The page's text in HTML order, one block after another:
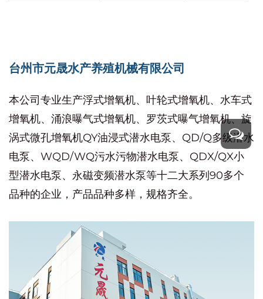
台州市元晟水产养殖机械有限公司
本公司专业生产浮式增氧机、叶轮式增氧机、水车式
增氧机、涌浪曝气式增氧机、罗茨式曝气增氧机、旋
涡式微孔增氧机QY油浸式潜水电泵、QD/Q多级潜水
电泵、WQD/WQ污水污物潜水电泵、QDX/QX小
型潜水电泵、永磁变频潜水泵等十二大系列90多个
品种的企业，产品品种多样，规格齐全。